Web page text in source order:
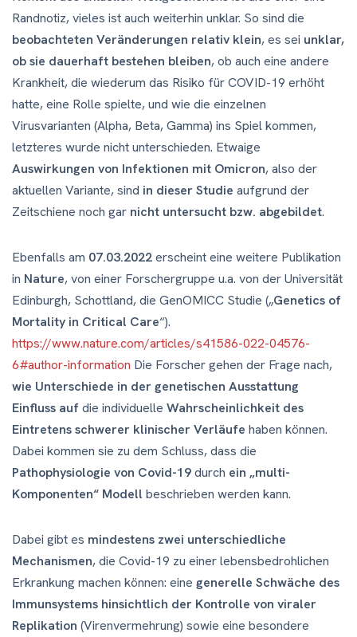
Randnotiz, vieles ist auch weiterhin unklar. So sind die
beobachteten Veränderungen relativ klein, es sei unklar,
ob sie dauerhaft bestehen bleiben, ob auch eine andere
Krankheit, die wiederum das Risiko für COVID-19 erhöht
hatte, eine Rolle spielte, und wie die einzelnen
Virusvarianten (Alpha, Beta, Gamma) ins Spiel kommen,
letzteres wurde nicht unterschieden. Etwaige
Auswirkungen von Infektionen mit Omicron, also der
aktuellen Variante, sind in dieser Studie aufgrund der
Zeitschiene noch gar nicht untersucht bzw. abgebildet.
Ebenfalls am 07.03.2022erscheint eine weitere Publikation
in Nature, von einer Forschergruppe u.a. von der Universität
Edinburgh, Schottland, die GenOMICC Studie („Genetics of
Mortality in Critical Care“).
https://www.nature.com/articles/s41586-022-04576-
6#author-information Die Forscher gehen der Frage nach,
wie Unterschiede in der genetischen Ausstattung
Einfluss aufdie individuelle Wahrscheinlichkeit des
Eintretens schwerer klinischer Verläufe haben können.
Dabei kommen sie zu dem Schluss, dass die
Pathophysiologie von Covid-19durch ein „multi-
Komponenten“ Modell beschrieben werden kann.
Dabei gibt es mindestens zwei unterschiedliche
Mechanismen, die Covid-19 zu einer lebensbedrohlichen
Erkrankung machen können: eine generelle Schwäche des
Immunsystems hinsichtlich der Kontrolle von viraler
Replikation (Virenvermehrung) sowie eine besondere